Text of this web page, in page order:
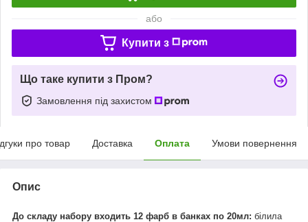
або
Купити з
Що таке купити з Пром?
Замовлення під захистом
про товар Доставка Оплата Умови повернення
Опис
До складу набору входить 12 фарб в банках по 20мл: білила